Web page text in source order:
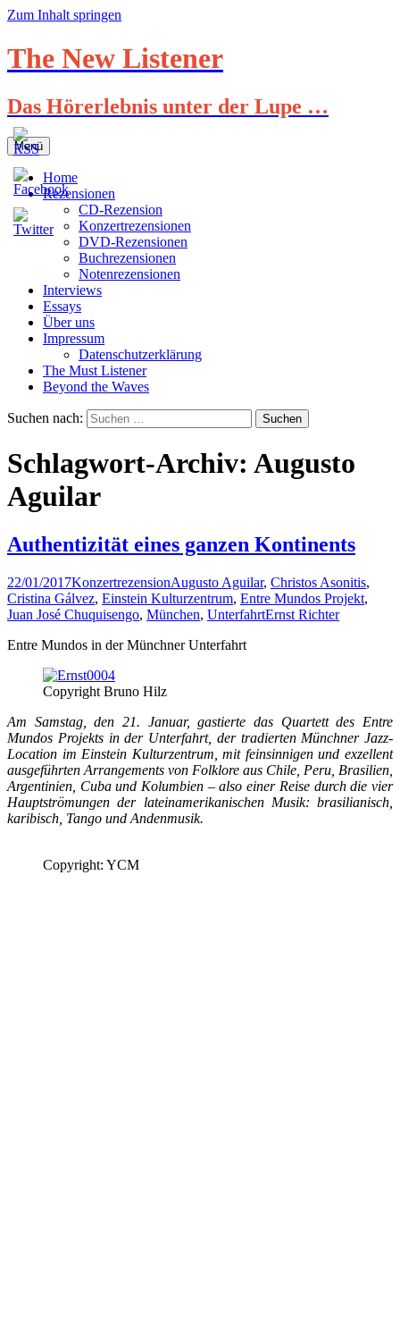
Zum Inhalt springen
The New Listener
Das Hörerlebnis unter der Lupe …
Menü
Home
Rezensionen
CD-Rezension
Konzertrezensionen
DVD-Rezensionen
Buchrezensionen
Notenrezensionen
Interviews
Essays
Über uns
Impressum
Datenschutzerklärung
The Must Listener
Beyond the Waves
Suchen nach:
Schlagwort-Archiv: Augusto
Aguilar
Authentizität eines ganzen Kontinents
22/01/2017KonzertrezensionAugusto Aguilar, Christos Asonitis,
Cristina Gálvez, Einstein Kulturzentrum, Entre Mundos Projekt,
Juan José Chuquisengo, München, UnterfahrtErnst Richter
Entre Mundos in der Münchner Unterfahrt
Copyright Bruno Hilz
Am Samstag, den 21. Januar, gastierte das Quartett des Entre
Mundos Projekts in der Unterfahrt, der tradierten Münchner Jazz-
Location im Einstein Kulturzentrum, mit feinsinnigen und exzellent
ausgeführten Arrangements von Folklore aus Chile, Peru, Brasilien,
Argentinien, Cuba und Kolumbien – also einer Reise durch die vier
Hauptströmungen der lateinamerikanischen Musik: brasilianisch,
karibisch, Tango und Andenmusik.
Copyright: YCM